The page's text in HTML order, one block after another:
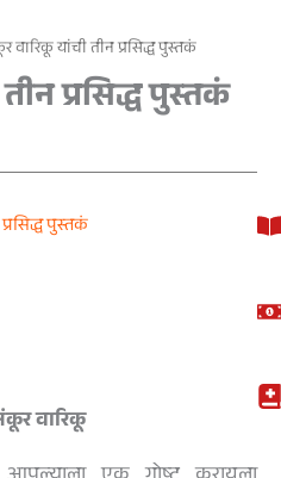
वारिकू यांची तीन प्रसिद्ध पुस्तकं
प्रसिद्ध पुस्तकं
पुस्तकं
वारिकू